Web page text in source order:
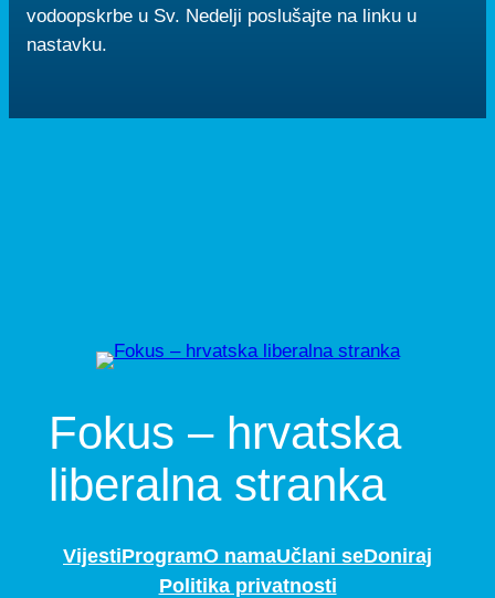
vodoopskrbe u Sv. Nedelji poslušajte na linku u
nastavku.
Fokus – hrvatska
liberalna stranka
VijestiProgramO namaUčlani seDoniraj
Politika privatnosti